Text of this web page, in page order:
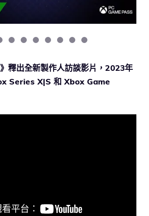
》釋出全新製作人訪談影片，2023年
Series X|S 和 Xbox Game